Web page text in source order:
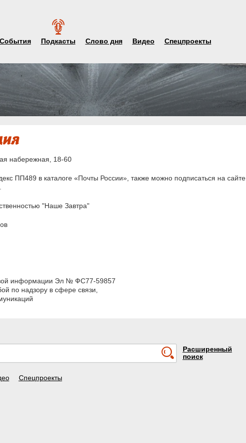
События Подкасты Слово дня Видео Спецпроекты
набережная, 18-60
ПП489 в каталоге «Почты России», также можно подписаться на сайте
"Наше Завтра"
информации Эл № ФС77-59857
по надзору в сфере связи,
Расширенный
поиск
Спецпроекты